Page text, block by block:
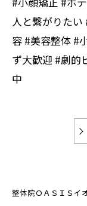
人と繋がりた
容 #美容整体 #
ず大歓迎 #劇的
中
整体院ＯＡＳＩＳイ